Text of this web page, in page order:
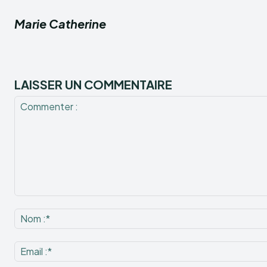
Marie Catherine
LAISSER UN COMMENTAIRE